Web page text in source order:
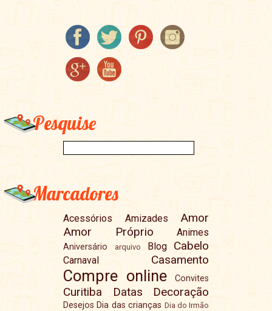
Pesquise
Marcadores
Acessórios Amizades
Amor
Amor Próprio
Animes
Aniversário arquivo Blog Cabelo
Carnaval Casamento
Compre online Convites
Curitiba Datas Decoração
Desejos Dia das crianças Dia do Irmão